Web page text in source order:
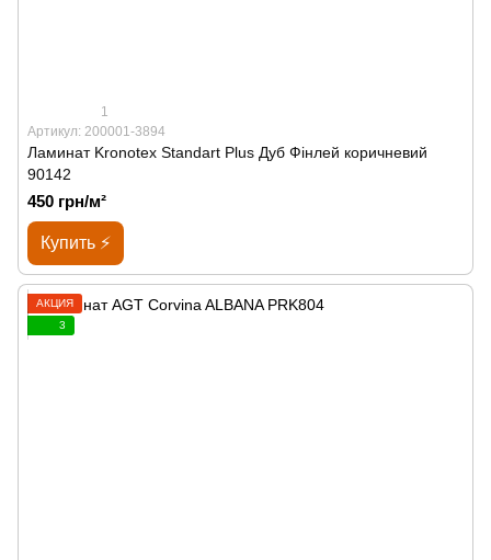
1
Артикул: 200001-3894
Ламинат Kronotex Standart Plus Дуб Фінлей коричневий
90142
450 грн/м²
Купить ⚡
АКЦИЯ
3